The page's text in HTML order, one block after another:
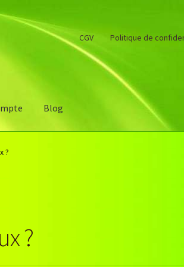
CGV Politique de
Blog
des pierres
?
?